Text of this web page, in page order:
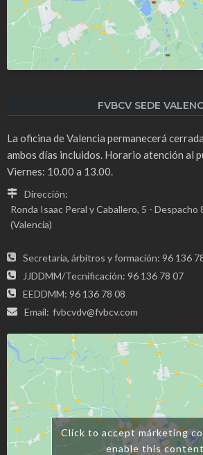
FVBCV SEDE
La oficina de Valencia permanecerá
ambos días incluidos. Horario atención al
Viernes: 10.00 a 13.00.
Dirección:
Ronda Isaac Peral y Caballero, 5 -
(Valencia)
Secretaria, árbitros y formación: 96 136
JJDDMM/Tecnificación: 96 136 78 07
EEDDMM: 96 136 78 08
Email: fvbcvdv@fvbcv.com
Click to accept márketing
enable this content